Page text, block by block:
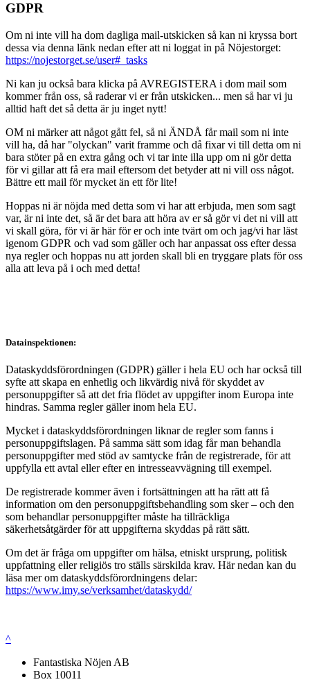
GDPR
Om ni inte vill ha dom dagliga mail-utskicken så kan ni kryssa bort
dessa via denna länk nedan efter att ni loggat in på Nöjestorget:
https://nojestorget.se/user#_tasks
Ni kan ju också bara klicka på AVREGISTERA i dom mail som
kommer från oss, så raderar vi er från utskicken... men så har vi ju
alltid haft det så detta är ju inget nytt!
OM ni märker att något gått fel, så ni ÄNDÅ får mail som ni inte
vill ha, då har "olyckan" varit framme och då fixar vi till detta om ni
bara stöter på en extra gång och vi tar inte illa upp om ni gör detta
för vi gillar att få era mail eftersom det betyder att ni vill oss något.
Bättre ett mail för mycket än ett för lite!
Hoppas ni är nöjda med detta som vi har att erbjuda, men som sagt
var, är ni inte det, så är det bara att höra av er så gör vi det ni vill att
vi skall göra, för vi är här för er och inte tvärt om och jag/vi har läst
igenom GDPR och vad som gäller och har anpassat oss efter dessa
nya regler och hoppas nu att jorden skall bli en tryggare plats för oss
alla att leva på i och med detta!
Datainspektionen:
Dataskyddsförordningen (GDPR) gäller i hela EU och har också till
syfte att skapa en enhetlig och likvärdig nivå för skyddet av
personuppgifter så att det fria flödet av uppgifter inom Europa inte
hindras. Samma regler gäller inom hela EU.
Mycket i dataskyddsförordningen liknar de regler som fanns i
personuppgiftslagen. På samma sätt som idag får man behandla
personuppgifter med stöd av samtycke från de registrerade, för att
uppfylla ett avtal eller efter en intresseavvägning till exempel.
De registrerade kommer även i fortsättningen att ha rätt att få
information om den personuppgiftsbehandling som sker – och den
som behandlar personuppgifter måste ha tillräckliga
säkerhetsåtgärder för att uppgifterna skyddas på rätt sätt.
Om det är fråga om uppgifter om hälsa, etniskt ursprung, politisk
uppfattning eller religiös tro ställs särskilda krav. Här nedan kan du
läsa mer om dataskyddsförordningens delar:
https://www.imy.se/verksamhet/dataskydd/
^
Fantastiska Nöjen AB
Box 10011